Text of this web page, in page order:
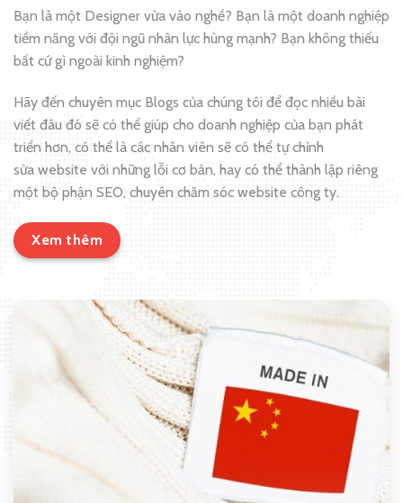
Bạn là một Designer vừa vào nghề? Bạn là một doanh nghiệp
tiềm năng với đội ngũ nhân lực hùng mạnh? Bạn không thiếu
bất cứ gì ngoài kinh nghiệm?
Hãy đến chuyên mục Blogs của chúng tôi để đọc nhiều bài
viết đâu đó sẽ có thể giúp cho doanh nghiệp của bạn phát
triển hơn, có thể là các nhân viên sẽ có thể tự chỉnh
sửa website với những lỗi cơ bản, hay có thể thành lập riêng
một bộ phận SEO, chuyên chăm sóc website công ty.
Xem thêm